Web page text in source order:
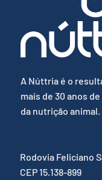
A Núttria é o
mais de 30 anos
da nutrição animal.
Rodovia Feliciano
CEP 15.138-899